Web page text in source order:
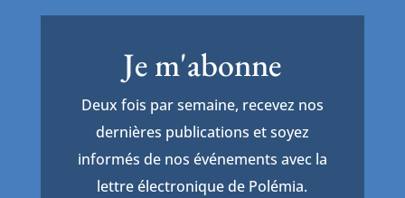
Je m'abonne
Deux fois par semaine, recevez nos
dernières publications et soyez
informés de nos événements avec la
lettre électronique de Polémia.